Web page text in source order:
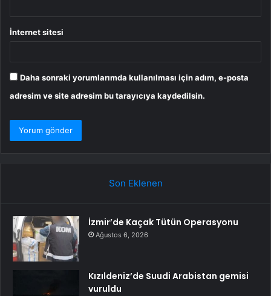
İnternet sitesi
Daha sonraki yorumlarımda kullanılması için adım, e-posta
adresim ve site adresim bu tarayıcıya kaydedilsin.
Son Eklenen
İzmir’de Kaçak Tütün Operasyonu
Ağustos 6, 2026
Kızıldeniz’de Suudi Arabistan gemisi
vuruldu